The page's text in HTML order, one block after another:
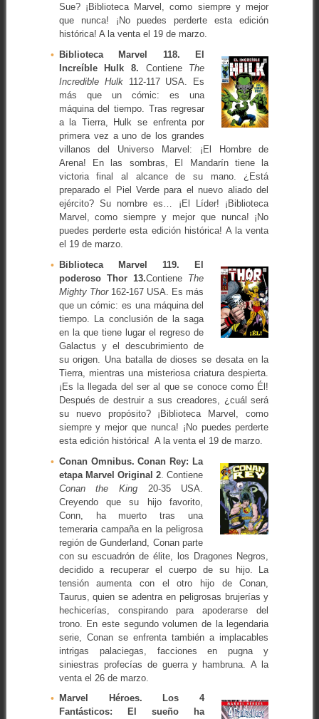
Sue? ¡Biblioteca Marvel, como siempre y mejor
que nunca! ¡No puedes perderte esta edición
histórica! A la venta el 19 de marzo.
Biblioteca Marvel 118. El
Increíble Hulk 8. Contiene The
Incredible Hulk112-117 USA. Es
más que un cómic: es una
máquina del tiempo. Tras regresar
a la Tierra, Hulk se enfrenta por
primera vez a uno de los grandes
villanos del Universo Marvel: ¡El Hombre de
Arena! En las sombras, El Mandarín tiene la
victoria final al alcance de su mano. ¿Está
preparado el Piel Verde para el nuevo aliado del
ejército? Su nombre es… ¡El Líder! ¡Biblioteca
Marvel, como siempre y mejor que nunca! ¡No
puedes perderte esta edición histórica! A la venta
el 19 de marzo.
Biblioteca Marvel 119. El
poderoso Thor 13.Contiene The
Mighty Thor162-167 USA. Es más
que un cómic: es una máquina del
tiempo. La conclusión de la saga
en la que tiene lugar el regreso de
Galactus y el descubrimiento de
su origen. Una batalla de dioses se desata en la
Tierra, mientras una misteriosa criatura despierta.
¡Es la llegada del ser al que se conoce como Él!
Después de destruir a sus creadores, ¿cuál será
su nuevo propósito? ¡Biblioteca Marvel, como
siempre y mejor que nunca! ¡No puedes perderte
esta edición histórica! A la venta el 19 de marzo.
Conan Omnibus. Conan Rey: La
etapa Marvel Original 2 . Contiene
Conan the King 20-35 USA.
Creyendo que su hijo favorito,
Conn, ha muerto tras una
temeraria campaña en la peligrosa
región de Gunderland, Conan parte
con su escuadrón de élite, los Dragones Negros,
decidido a recuperar el cuerpo de su hijo. La
tensión aumenta con el otro hijo de Conan,
Taurus, quien se adentra en peligrosas brujerías y
hechicerías, conspirando para apoderarse del
trono. En este segundo volumen de la legendaria
serie, Conan se enfrenta también a implacables
intrigas palaciegas, facciones en pugna y
siniestras profecías de guerra y hambruna. A la
venta el 26 de marzo.
Marvel Héroes. Los 4
Fantásticos: El sueño ha